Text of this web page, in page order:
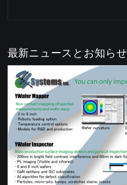
最新ニュースとお知らせ